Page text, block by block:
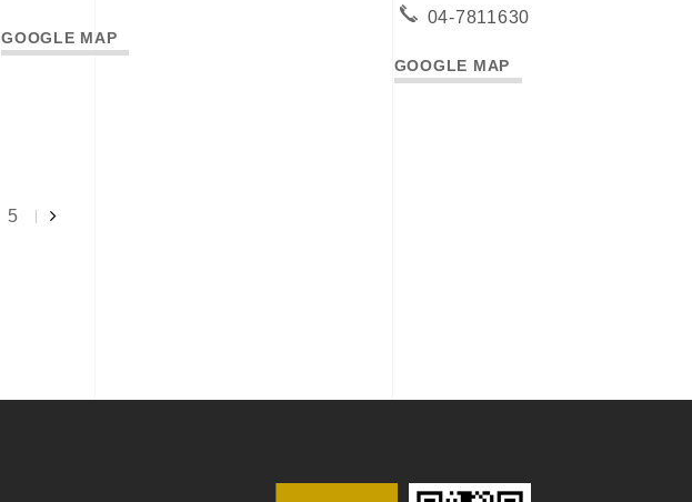
GOOGLE MAP
04-7811630
GOOGLE MAP
5